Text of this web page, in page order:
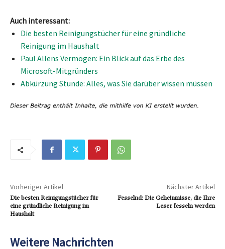
Auch interessant:
Die besten Reinigungstücher für eine gründliche
Reinigung im Haushalt
Paul Allens Vermögen: Ein Blick auf das Erbe des
Microsoft-Mitgründers
Abkürzung Stunde: Alles, was Sie darüber wissen müssen
Vorheriger Artikel
Die besten Reinigungstücher für
eine gründliche Reinigung im
Haushalt
Nächster Artikel
Fesselnd: Die Geheimnisse, die Ihre
Leser fesseln werden
Weitere Nachrichten